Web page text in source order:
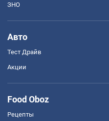
ЗНО
Авто
Тест Драйв
Акции
Food Oboz
Рецепты